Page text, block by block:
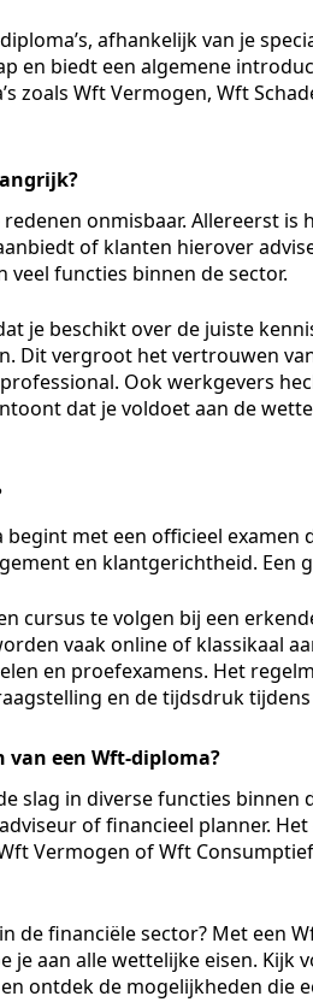
afhankelijk van je
en biedt een algemene
zoals Wft Vermogen, Wft
onmisbaar. Allereerst
of klanten hierover
functies binnen de sector.
je beschikt over de juiste
Dit vergroot het vertrouwen
Ook werkgevers
dat je voldoet aan de
begint met een officieel
en klantgerichtheid. Een
cursus te volgen bij een
vaak online of klassikaal
en proefexamens. Het
en de tijdsdruk
van een Wft-diploma?
slag in diverse functies binnen
of financieel planner.
Vermogen of Wft
de financiële sector? Met een
je aan alle wettelijke eisen.
en ontdek de mogelijkheden die